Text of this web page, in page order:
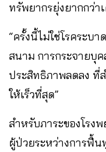
ทรัพยากรยุ่งยากกว่า
“ครั้งนี้ไม่ใช่โรคระบ
สนาม การกระจายบุ
ประสิทธิภาพลดลง ที่
ให้เร็วที่สุด”
สำหรับภาระของโรง
ผู้ป่วยระหว่างการฟื้